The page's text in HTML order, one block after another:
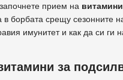
прием на
борбата срещу сезонните
имунитет и как да си ги
за